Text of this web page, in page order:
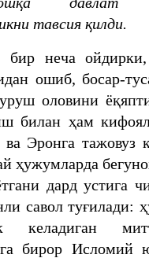
тавсия қилди.
бир неча ойдирки,
ошиб, босар-
оловини
билан ҳам
Эронга тажовуз
ҳужумларда
дард устига
савол туғилади:
келадиган
бирор Исломий